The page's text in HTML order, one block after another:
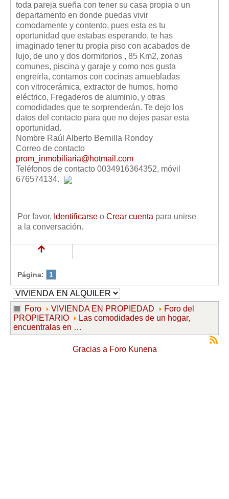
Legislación sobre Adquisición de Vivienda en Propiedad
Legislación de interés práctico
Diccionario
Usuario
Entrar / Salir
Mis boletines
toda pareja sueña con tener su casa propia o un
departamento en donde puedas vivir
comodamente y contento, pues esta es tu
oportunidad que estabas esperando, te has
imaginado tener tu propia piso con acabados de
lujo, de uno y dos dormitorios , 85 Km2, zonas
comunes, piscina y garaje y como nos gusta
engreírla, contamos con cocinas amuebladas
con vitrocerámica, extractor de humos, horno
eléctrico, Fregaderos de aluminio, y otras
comodidades que te sorprenderán. Te dejo los
datos del contacto para que no dejes pasar esta
oportunidad.
Nombre Raúl Alberto Bernilla Rondoy
Correo de contacto
prom_inmobiliaria@hotmail.com
Teléfonos de contacto 0034916364352, móvil
676574134.
Por favor, Identificarse o Crear cuenta para unirse
a la conversación.
Página: 1
Foro VIVIENDA EN PROPIEDAD
Foro del
PROPIETARIO
Las comodidades de un hogar,
encuentralas en …
Gracias a Foro Kunena